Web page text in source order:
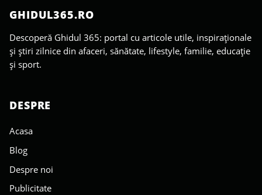
GHIDUL365.RO
Descoperă Ghidul 365: portal cu articole utile, inspiraționale
și știri zilnice din afaceri, sănătate, lifestyle, familie, educație
și sport.
DESPRE
Acasa
Blog
Despre noi
Publicitate